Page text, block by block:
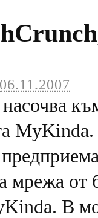
06.11.2007
мрежа от
В